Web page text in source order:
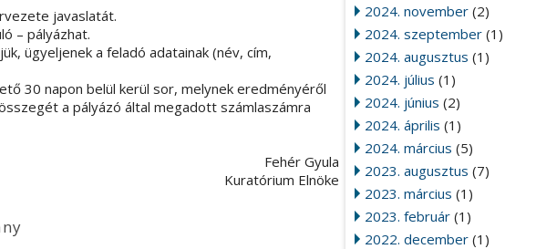
2024. november(2)
2024. szeptember(1)
2024. augusztus (1)
2024. július (1)
2024. június (2)
2024. április (1)
2024. március (5)
2023. augusztus (7)
2023. március (1)
2023. február(1)
2022. december(1)
javaslatát.
– pályázhat.
ügyeljenek a feladó adatainak (név, cím,
30 napon belül kerül sor, melynek eredményéről
a pályázó által megadott számlaszámra
Fehér Gyula
Kuratórium Elnöke